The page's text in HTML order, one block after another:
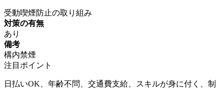
受動喫煙防止の取り組み
対策の有無
あり
備考
構内禁煙
注目ポイント
日払いOK、年齢不問、交通費支給、スキルが身に付く、制